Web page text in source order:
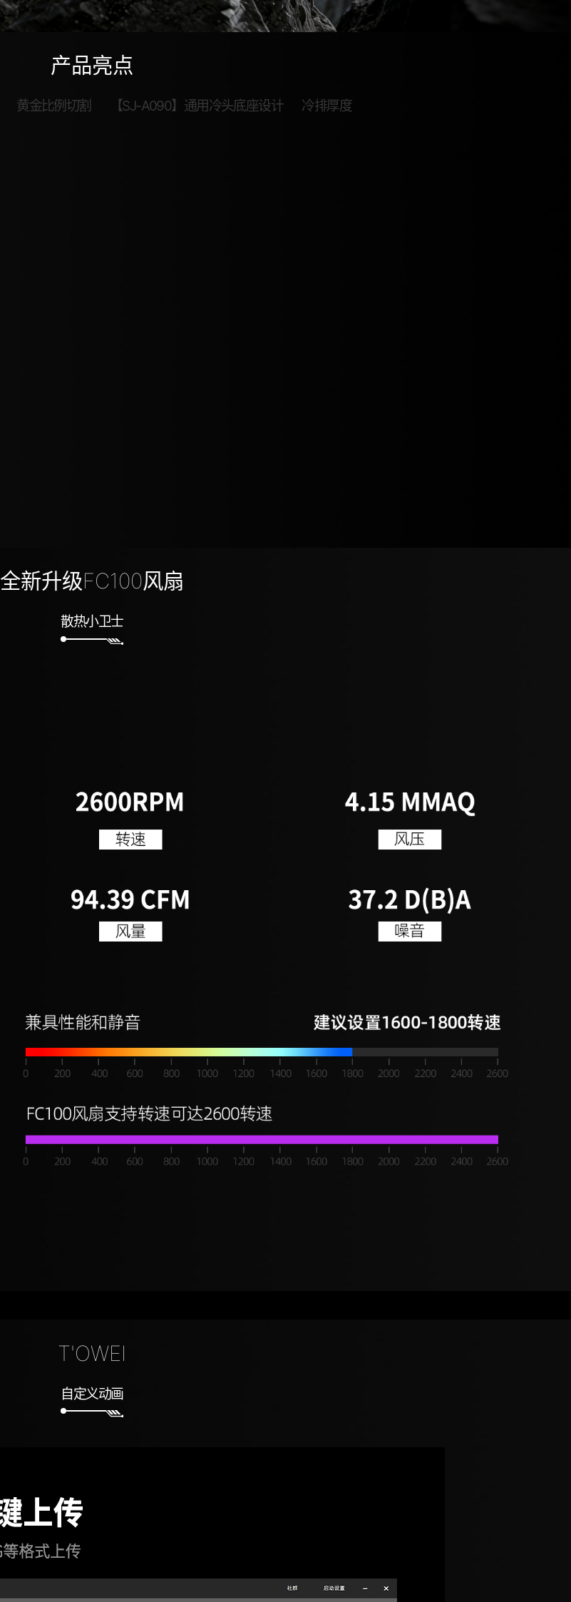
产品亮点
黄金比例切割 【SJ-A090】通用冷头底座设计 冷排厚度
全新升级FC100风扇
散热小卫士
T'OWEI
自定义动画